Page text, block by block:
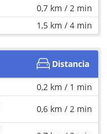
0,7 km / 2 min
1,5 km / 4 min
Distancia
0,2 km / 1 min
0,6 km / 2 min